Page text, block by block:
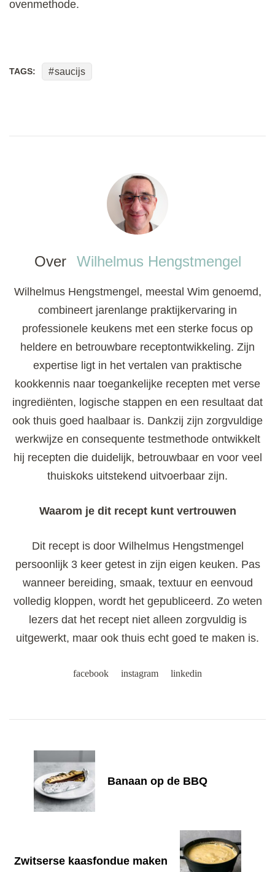
ovenmethode.
TAGS: saucijs
Over Wilhelmus Hengstmengel
Wilhelmus Hengstmengel, meestal Wim genoemd,
combineert jarenlange praktijkervaring in
professionele keukens met een sterke focus op
heldere en betrouwbare receptontwikkeling. Zijn
expertise ligt in het vertalen van praktische
kookkennis naar toegankelijke recepten met verse
ingrediënten, logische stappen en een resultaat dat
ook thuis goed haalbaar is. Dankzij zijn zorgvuldige
werkwijze en consequente testmethode ontwikkelt
hij recepten die duidelijk, betrouwbaar en voor veel
thuiskoks uitstekend uitvoerbaar zijn.
Waarom je dit recept kunt vertrouwen
Dit recept is door Wilhelmus Hengstmengel
persoonlijk 3 keer getest in zijn eigen keuken. Pas
wanneer bereiding, smaak, textuur en eenvoud
volledig kloppen, wordt het gepubliceerd. Zo weten
lezers dat het recept niet alleen zorgvuldig is
uitgewerkt, maar ook thuis echt goed te maken is.
facebook instagram linkedin
Navigation
Banaan op de BBQ
Zwitserse kaasfondue maken